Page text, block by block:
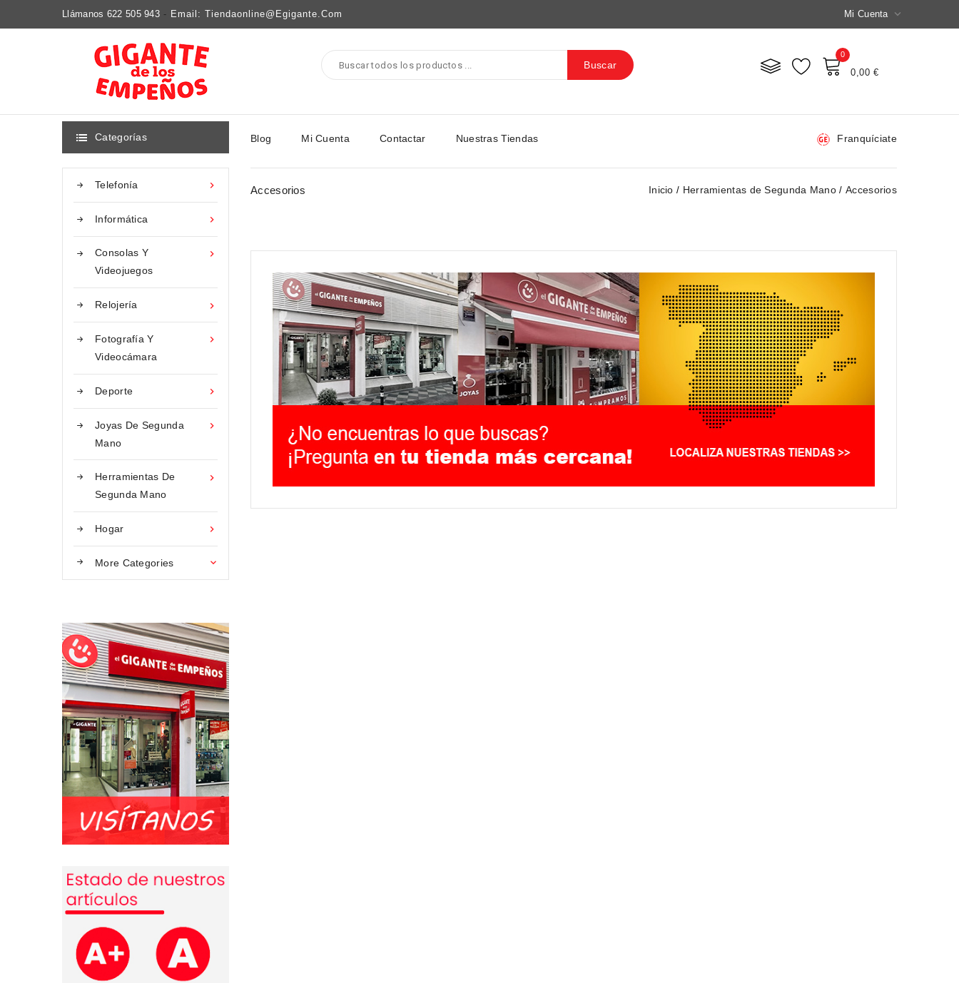
Llámanos 622 505 943 - Email: Tiendaonline@egigante.com Mi Cuenta 
0
0,00 €
Buscar
 Categorías

Telefonía

Informática

Consolas Y
Videojuegos

Relojería

Fotografía Y
Videocámara

Deporte

Joyas De Segunda
Mano

Herramientas De
Segunda Mano

Hogar
More Categories 
Blog Mi Cuenta Contactar Nuestras Tiendas Franquíciate
Accesorios Inicio Herramientas de Segunda Mano Accesorios